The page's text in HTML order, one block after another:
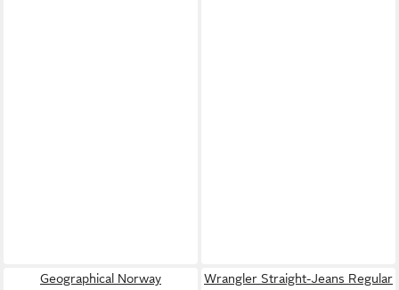
Geographical Norway
Wrangler Straight-Jeans Regular